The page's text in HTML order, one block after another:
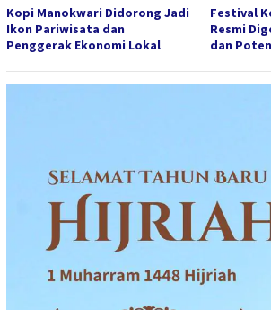
Kopi Manokwari Didorong Jadi
Ikon Pariwisata dan
Penggerak Ekonomi Lokal
Festival
Resmi
dan